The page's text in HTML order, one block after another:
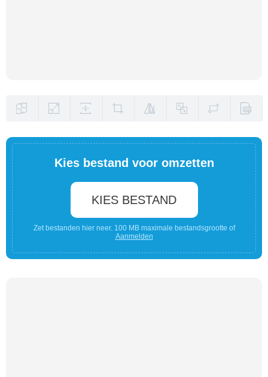
Kies bestand voor omzetten
KIES BESTAND
Zet bestanden hier neer. 100 MB maximale bestandsgrootte of
Aanmelden